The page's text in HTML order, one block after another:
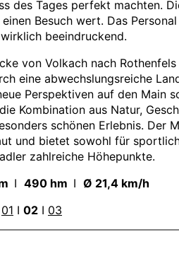
des Tages perfekt machten.
Besuch wert. Das
beeindruckend.
von Volkach nach
eine abwechslungsreiche
Perspektiven auf den Main
Kombination aus Natur,
schönen Erlebnis. Der
und bietet sowohl für
zahlreiche Höhepunkte.
I 490 hm I Ø 21,4 km/h
01 I 02 I 03